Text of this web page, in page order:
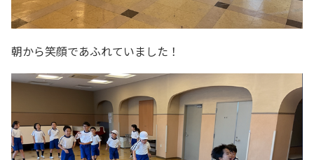
朝から笑顔であふれていました！